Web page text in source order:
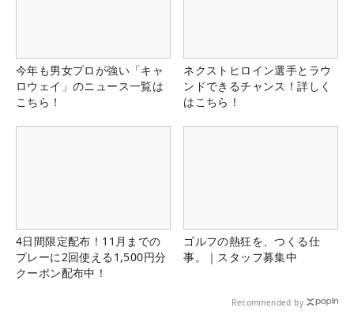
今年も男女プロが強い「キャ
ロウェイ」のニュース一覧は
こちら！
ネクストヒロイン選手とラウ
ンドできるチャンス！詳しく
はこちら！
4日間限定配布！11月までの
プレーに2回使える1,500円分
クーポン配布中！
ゴルフの熱狂を、つくる仕
事。｜スタッフ募集中
Recommended by